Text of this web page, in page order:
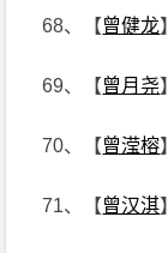
68、【曾健龙
69、【曾月尧
70、【曾滢榕
71、【曾汉淇